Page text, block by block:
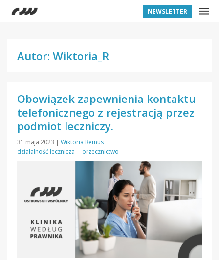
NEWSLETTER
Autor: Wiktoria_R
Obowiązek zapewnienia kontaktu
telefonicznego z rejestracją przez
podmiot leczniczy.
31 maja 2023 | Wiktoria Remus
działalność lecznicza
orzecznictwo